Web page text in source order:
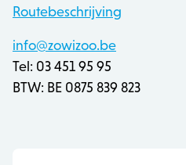
Routebeschrijving
info@zowizoo.be
Tel: 03 451 95 95
BTW: BE 0875 839 823
__cfruid